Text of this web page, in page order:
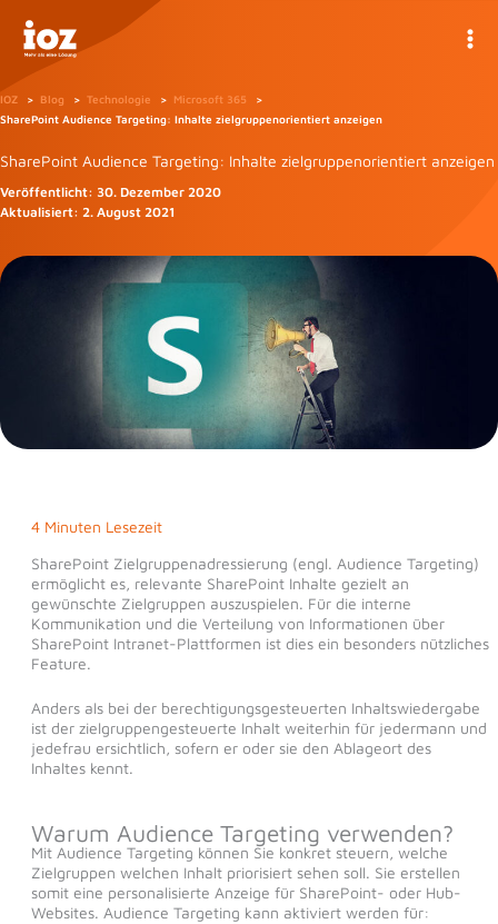
Inhalt
springen
IOZ Blog Technologie
Microsoft 365
SharePoint Audience Targeting: Inhalte zielgruppenorientiert anzeigen
SharePoint Audience Targeting: Inhalte zielgruppenorientiert anzeigen
Veröffentlicht: 30. Dezember 2020
Aktualisiert: 2. August 2021
4 Minuten Lesezeit
SharePoint Zielgruppenadressierung (engl. Audience Targeting)
ermöglicht es, relevante SharePoint Inhalte gezielt an
gewünschte Zielgruppen auszuspielen. Für die interne
Kommunikation und die Verteilung von Informationen über
SharePoint Intranet-Plattformen ist dies ein besonders nützliches
Feature.
Anders als bei der berechtigungsgesteuerten Inhaltswiedergabe
ist der zielgruppengesteuerte Inhalt weiterhin für jedermann und
jedefrau ersichtlich, sofern er oder sie den Ablageort des
Inhaltes kennt.
Warum Audience Targeting verwenden?
Mit Audience Targeting können Sie konkret steuern, welche
Zielgruppen welchen Inhalt priorisiert sehen soll. Sie erstellen
somit eine personalisierte Anzeige für SharePoint- oder Hub-
Websites. Audience Targeting kann aktiviert werden für: